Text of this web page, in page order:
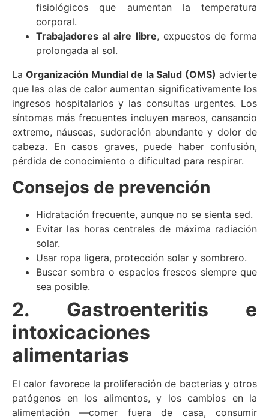
fisiológicos que aumentan la temperatura
corporal.
Trabajadores al aire libre, expuestos de forma
prolongada al sol.
LaOrganización Mundial de la Salud (OMS) advierte
que las olas de calor aumentan significativamente los
ingresos hospitalarios y las consultas urgentes. Los
síntomas más frecuentes incluyen mareos, cansancio
extremo, náuseas, sudoración abundante y dolor de
cabeza. En casos graves, puede haber confusión,
pérdida de conocimiento o dificultad para respirar.
Consejos de prevención
Hidratación frecuente, aunque no se sienta sed.
Evitar las horas centrales de máxima radiación
solar.
Usar ropa ligera, protección solar y sombrero.
Buscar sombra o espacios frescos siempre que
sea posible.
2. Gastroenteritis e
intoxicaciones
alimentarias
El calor favorece la proliferación de bacterias y otros
patógenos en los alimentos, y los cambios en la
alimentación —comer fuera de casa, consumir